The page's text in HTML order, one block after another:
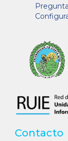
Contacto